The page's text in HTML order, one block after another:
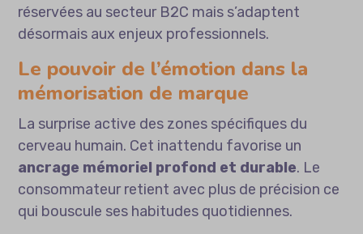
réservées au secteur B2C mais s’adaptent
désormais aux enjeux professionnels.
Le pouvoir de l’émotion dans la
mémorisation de marque
La surprise active des zones spécifiques du
cerveau humain. Cet inattendu favorise un
ancrage mémoriel profond et durable. Le
consommateur retient avec plus de précision ce
qui bouscule ses habitudes quotidiennes.